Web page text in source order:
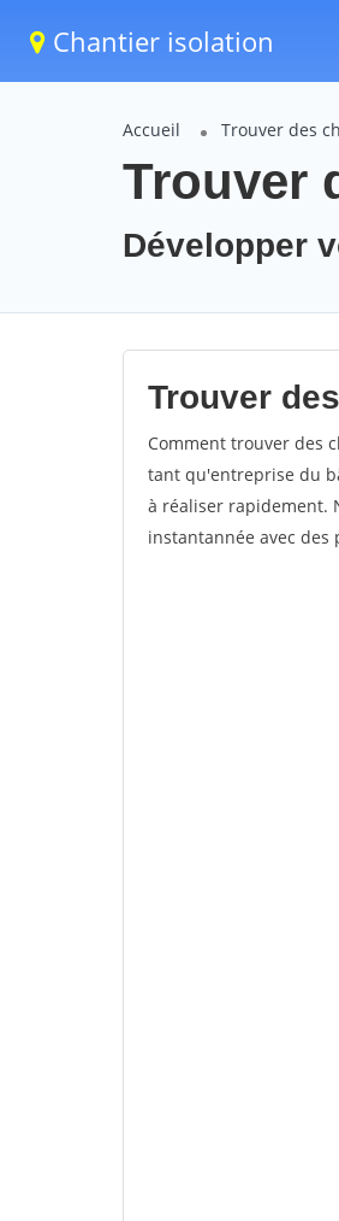
Chantier isolation
Accueil Trouver des
Trouver
Développer
Trouver
Comment trouver des
tant qu'entreprise du
à réaliser rapidement.
instantannée avec